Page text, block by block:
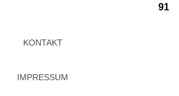
91
KONTAKT
IMPRESSUM